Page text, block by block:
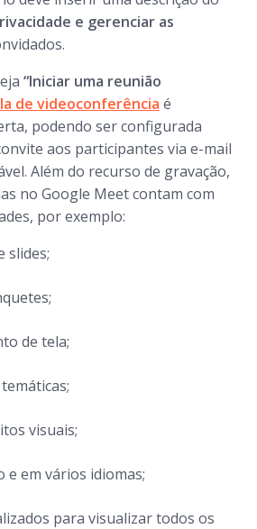
e gerenciar as
“Iniciar uma reunião
de videoconferência é
podendo ser configurada
aos participantes via e-mail
Além do recurso de gravação,
no Google Meet contam com
por exemplo:
slides;
de tela;
visuais;
e em vários idiomas;
para visualizar todos os